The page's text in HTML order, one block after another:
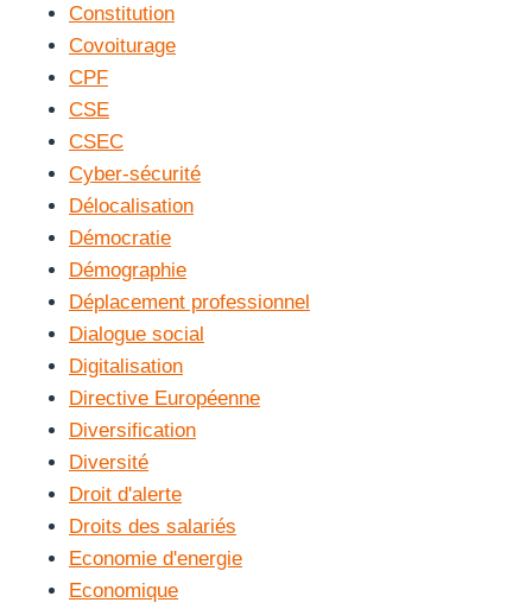
Constitution
Covoiturage
CPF
CSE
CSEC
Cyber-sécurité
Délocalisation
Démocratie
Démographie
Déplacement professionnel
Dialogue social
Digitalisation
Directive Européenne
Diversification
Diversité
Droit d'alerte
Droits des salariés
Economie d'energie
Economique